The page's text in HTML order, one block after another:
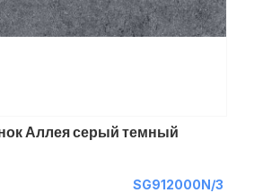
Аллея серый темный
SG912000N/3